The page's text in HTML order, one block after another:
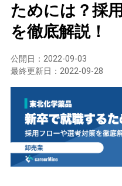
ためには？採
を徹底解説！
公開日： 2022-09-03
最終更新日： 2022-09-28